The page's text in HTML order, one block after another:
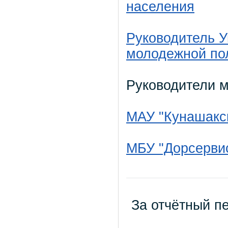
населения
Руководитель
молодежной
Руководители
МАУ
МБУ
За отчётный